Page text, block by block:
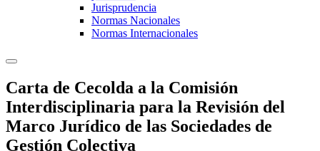
Jurisprudencia
Normas Nacionales
Normas Internacionales
Carta de Cecolda a la Comisión
Interdisciplinaria para la Revisión del
Marco Jurídico de las Sociedades de
Gestión Colectiva